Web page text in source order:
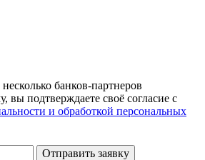
несколько банков-партнеров
вы подтверждаете своё согласие с
и обработкой персональных
Отправить заявку